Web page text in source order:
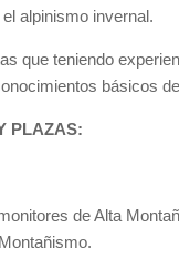
alpinismo invernal.
que teniendo
básicos
PLAZAS:
de Alta